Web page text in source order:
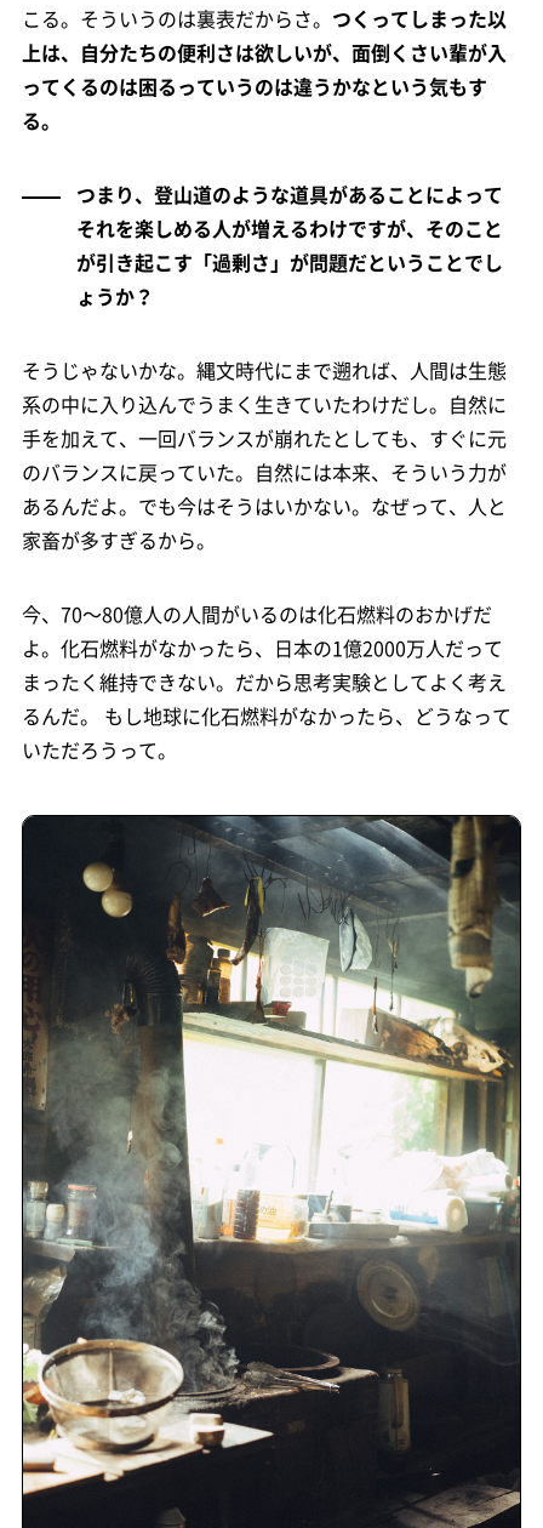
こる。そういうのは裏表だからさ。 つくってしまった以
上は、自分たちの便利さは欲しいが、面倒くさい輩が入
ってくるのは困るっていうのは違うかなという気もす
る。
つまり、登山道のような道具があることによって
それを楽しめる人が増えるわけですが、そのこと
が引き起こす「過剰さ」が問題だということでし
ょうか？
そうじゃないかな。縄文時代にまで遡れば、人間は生態
系の中に入り込んでうまく生きていたわけだし。自然に
手を加えて、一回バランスが崩れたとしても、すぐに元
のバランスに戻っていた。自然には本来、そういう力が
あるんだよ。でも今はそうはいかない。なぜって、人と
家畜が多すぎるから。
今、70〜80億人の人間がいるのは化石燃料のおかげだ
よ。化石燃料がなかったら、日本の1億2000万人だって
まったく維持できない。だから思考実験としてよく考え
るんだ。 もし地球に化石燃料がなかったら、どうなって
いただろうって。